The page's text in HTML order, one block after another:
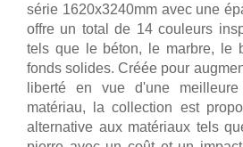
série 1620x3240mm avec une
offre un total de 14 couleurs
tels que le béton, le marbre, le
fonds solides. Créée pour
liberté en vue d'une
matériau, la collection est
alternative aux matériaux tels